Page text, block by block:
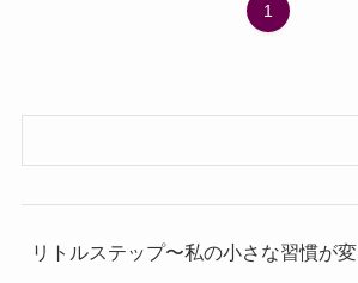
1
リトルステップ〜私の小さな習慣が